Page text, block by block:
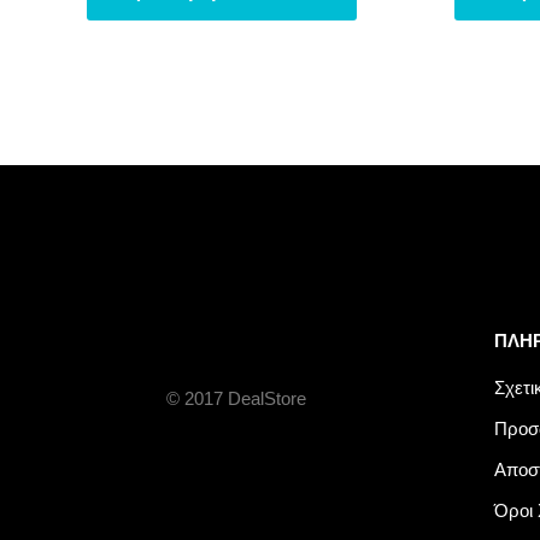
© 2017 DealStore
Όροι